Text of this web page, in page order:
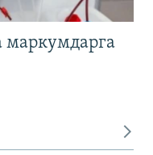
маркумдарга